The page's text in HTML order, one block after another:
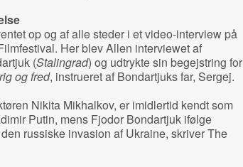
op og af alle steder i et video-interview på
Her blev Allen interviewet af
(Stalingrad) og udtrykte sin begejstring for
og fred, instrueret af Bondartjuks far, Sergej.
Nikita Mikhalkov, er imidlertid kendt som
Putin, mens Fjodor Bondartjuk ifølge
russiske invasion af Ukraine, skriver The